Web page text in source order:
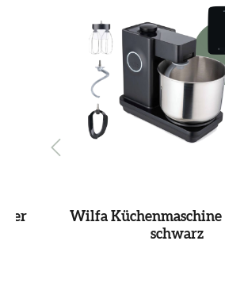
Wilfa Küchenmaschine
schwarz